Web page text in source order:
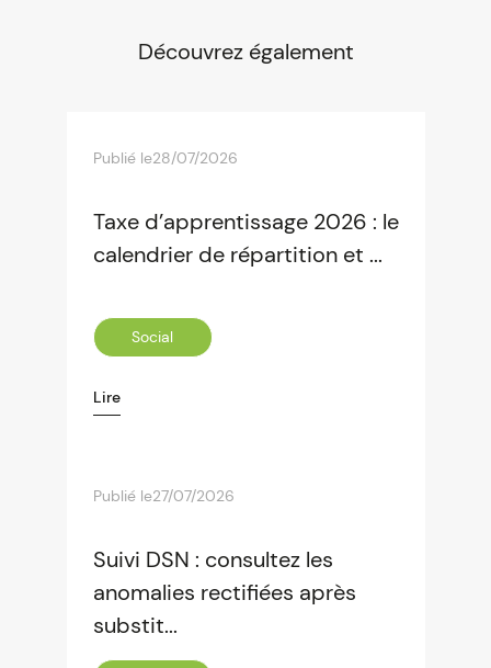
Découvrez également
Publié le28/07/2026
Taxe d’apprentissage 2026 : le
calendrier de répartition et ...
Social
Lire
Publié le27/07/2026
Suivi DSN : consultez les
anomalies rectifiées après
substit...